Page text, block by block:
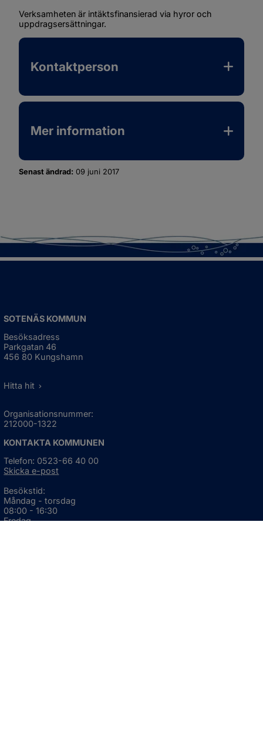
Verksamheten är intäktsfinansierad via hyror och
uppdragsersättningar.
Kontaktperson
Mer information
Senast ändrad: 09 juni 2017
SOTENÄS KOMMUN
Besöksadress
Parkgatan 46
456 80 Kungshamn
Hitta hit
Organisationsnummer:
212000-1322
KONTAKTA KOMMUNEN
Telefon: 0523-66 40 00
Skicka e-post
Besökstid:
Måndag - torsdag
08:00 - 16:30
Fredag